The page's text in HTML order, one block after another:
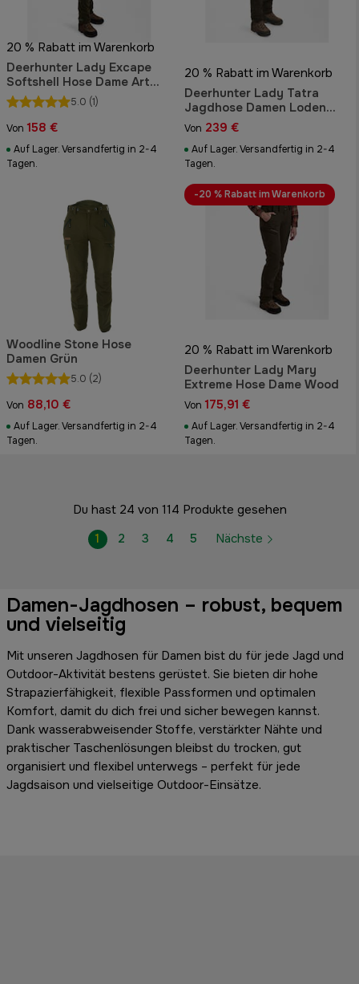
20 % Rabatt im Warenkorb
Deerhunter Lady Excape
Softshell Hose Dame Art
Green
5.0 (1)
Von 158 €
Auf Lager. Versandfertig in 2-4
Tagen.
20 % Rabatt im Warenkorb
Deerhunter Lady Tatra
Jagdhose Damen Loden
Wood
Von 239 €
Auf Lager. Versandfertig in 2-4
Tagen.
Woodline Stone Hose
Damen Grün
5.0 (2)
Von 88,10 €
Auf Lager. Versandfertig in 2-4
Tagen.
20 % Rabatt im Warenkorb
Deerhunter Lady Mary
Extreme Hose Dame Wood
Von 175,91 €
Auf Lager. Versandfertig in 2-4
Tagen.
-20 % Rabatt im Warenkorb
Du hast 24 von 114 Produkte gesehen
1
2 3 4 5 Nächste
Damen-Jagdhosen – robust, bequem
und vielseitig
Mit unseren Jagdhosen für Damen bist du für jede Jagd und
Outdoor-Aktivität bestens gerüstet. Sie bieten dir hohe
Strapazierfähigkeit, flexible Passformen und optimalen
Komfort, damit du dich frei und sicher bewegen kannst.
Dank wasserabweisender Stoffe, verstärkter Nähte und
praktischer Taschenlösungen bleibst du trocken, gut
organisiert und flexibel unterwegs – perfekt für jede
Jagdsaison und vielseitige Outdoor-Einsätze.